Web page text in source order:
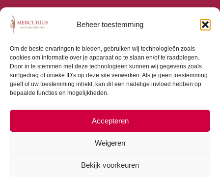
Beheer toestemming
Om de beste ervaringen te bieden, gebruiken wij technologieën zoals
cookies om informatie over je apparaat op te slaan en/of te raadplegen.
Door in te stemmen met deze technologieën kunnen wij gegevens zoals
surfgedrag of unieke ID's op deze site verwerken. Als je geen toestemming
geeft of uw toestemming intrekt, kan dit een nadelige invloed hebben op
bepaalde functies en mogelijkheden.
Accepteren
Weigeren
Bekijk voorkeuren
Algemene Voorwaarden
Privacyverklaring
Cookiebeleid (EU)
Consumentenbrief
Beleggingsbeleid
Copyright © 2026 Mercurius Vermogensbeheer |